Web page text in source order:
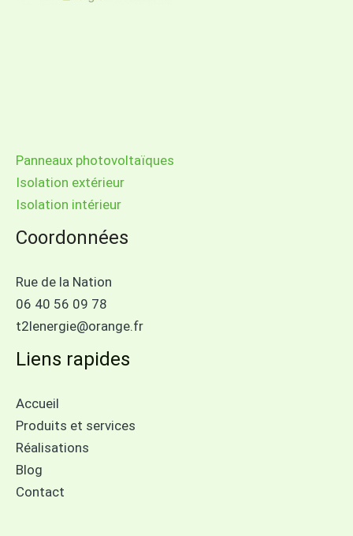
Panneaux photovoltaïques
Isolation extérieur
Isolation intérieur
Coordonnées
Rue de la Nation
06 40 56 09 78
t2lenergie@orange.fr
Liens rapides
Accueil
Produits et services
Réalisations
Blog
Contact